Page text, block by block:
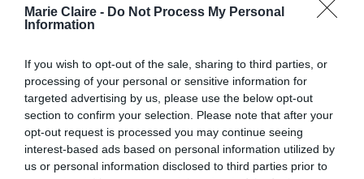
Marie Claire - Do Not Process My Personal
Information
If you wish to opt-out of the sale, sharing to third parties, or
processing of your personal or sensitive information for
targeted advertising by us, please use the below opt-out
section to confirm your selection. Please note that after your
opt-out request is processed you may continue seeing
interest-based ads based on personal information utilized by
us or personal information disclosed to third parties prior to